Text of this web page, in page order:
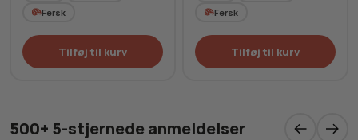
Fersk
Tilføj til kurv
Fersk
Tilføj til kurv
500+ 5-stjernede anmeldelser